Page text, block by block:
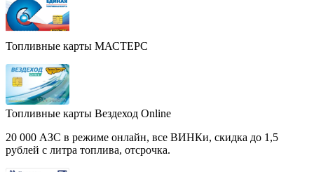
Топливные карты МАСТЕРС
Топливные карты Вездеход Online
20 000 АЗС в режиме онлайн, все ВИНКи, скидка до 1,5
рублей с литра топлива, отсрочка.